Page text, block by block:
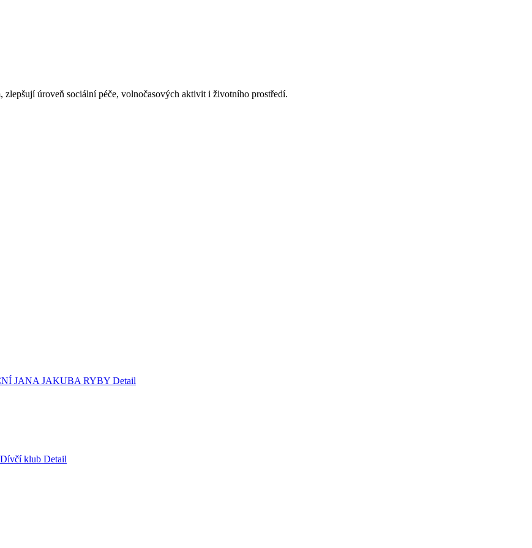
úroveň sociální péče, volnočasových aktivit i životního prostředí.
JANA JAKUBA RYBY Detail
Dívčí klub Detail